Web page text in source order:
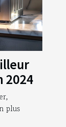
2024
plus